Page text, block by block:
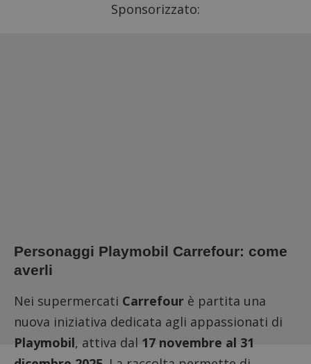
Sponsorizzato:
Personaggi Playmobil Carrefour: come
averli
Nei supermercati Carrefour è partita una
nuova iniziativa dedicata agli appassionati di
Playmobil, attiva dal 17 novembre al 31